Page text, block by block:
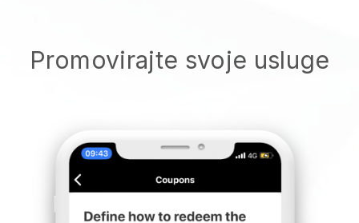
Promovirajte svoje usluge